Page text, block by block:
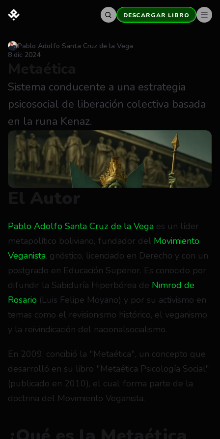
DESCARGAR LIBRO
8 dic 2024
Pablo Adolfo Santa Cruz de la Vega
Sistema conducente a una estrategia
psicosocial de liberación colectiva basada
en la runa Kenaz.
Pablo Adolfo Santa Cruz de la Vega es un líder
metapolítico boliviano, fundador del Movimiento
Veganista, gnóstico, licenciado en Derecho y con un
postgrado en Educación Superior. Es conocido por
difundir la Sabiduría Hiperbórea de Nimrod de
Rosario (Luis Felipe Moyano) y por su activismo en
temas como el revisionismo histórico, el veganismo
y la reivindicación del nacionalsocialismo.
En 2009, concibió la "Metaética", un concepto que
desarrolló en su libro "Metaética Psicología Social"
(publicado en 2010), el cual forma parte de la
doctrina del Movimiento Veganista.